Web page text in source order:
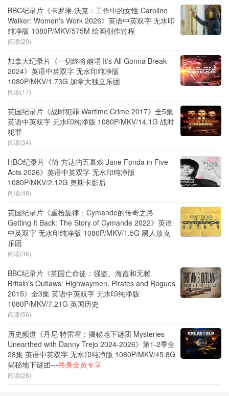
BBC纪录片《卡罗琳·沃克：工作中的女性 Caroline
Walker: Women's Work 2026》英语中英双字 无水印
纯净版 1080P/MKV/575M 绘画创作过程
阅读(29)
加拿大纪录片《一切终将崩塌 It's All Gonna Break
2024》英语中英双字 无水印纯净版
1080P/MKV/1.73G 加拿大独立乐团
阅读(17)
英国纪录片《战时犯罪 Wartime Crime 2017》全5集
英语中英双字 无水印纯净版 1080P/MKV/14.1G 战时
犯罪
阅读(34)
HBO纪录片《简·方达的五幕戏 Jane Fonda in Five
Acts 2026》英语中英双字 无水印纯净版
1080P/MKV/2.12G 奥斯卡影后
阅读(48)
英国纪录片《重拾旋律：Cymande的传奇之路
Getting It Back: The Story of Cymande 2022》英语
中英双字 无水印纯净版 1080P/MKV/1.5G 黑人放克
乐团
阅读(36)
BBC纪录片《英国亡命徒：强盗、海盗和无赖
Britain's Outlaws: Highwaymen, Pirates and Rogues
2015》全3集 英语中英双字 无水印纯净版
1080P/MKV/7.21G 英国历史
阅读(56)
历史频道《丹尼·特雷霍：揭秘地下谜团 Mysteries
Unearthed with Danny Trejo 2024-2026》第1-2季全
28集 英语中英双字 无水印纯净版 1080P/MKV/45.8G
揭秘地下谜团---终身会员专享
阅读(28)